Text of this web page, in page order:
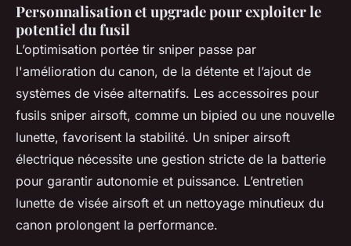
Personnalisation et upgrade pour exploiter le
potentiel du fusil
L’optimisation portée tir sniper passe par
l'amélioration du canon, de la détente et l’ajout de
systèmes de visée alternatifs. Les accessoires pour
fusils sniper airsoft, comme un bipied ou une nouvelle
lunette, favorisent la stabilité. Un sniper airsoft
électrique nécessite une gestion stricte de la batterie
pour garantir autonomie et puissance. L’entretien
lunette de visée airsoft et un nettoyage minutieux du
canon prolongent la performance.